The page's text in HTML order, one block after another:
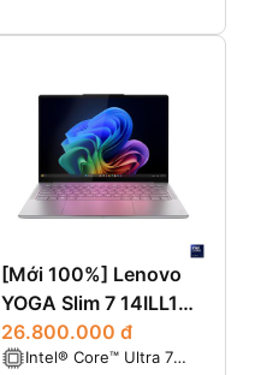
[Mới 100%] Lenovo
YOGA Slim 7 14ILL10
Aura Edition (Core
Ultra 7 258V RAM
26.800.000 đ
Intel® Core™ Ultra 7